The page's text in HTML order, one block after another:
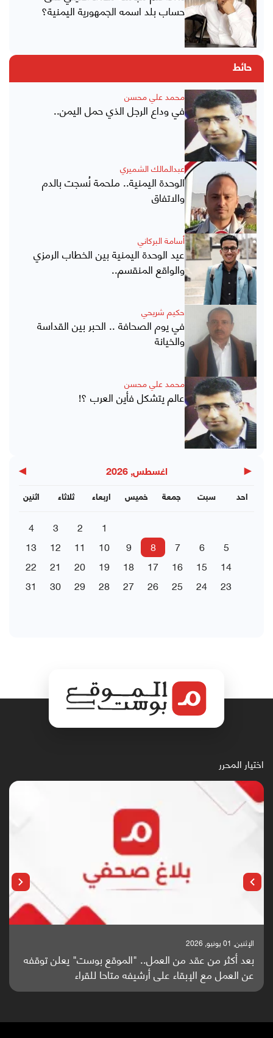
حساب بلد اسمه الجمهورية اليمنية؟
حائط
محمد علي محسن
في وداع الرجل الذي حمل اليمن..
عبدالمالك الشميري
الوحدة اليمنية.. ملحمة نُسجت بالدم
والاتفاق
أسامة البركاني
عيد الوحدة اليمنية بين الخطاب الرمزي
والواقع المنقسم..
حكيم شريحي
في يوم الصحافة .. الحبر بين القداسة
والخيانة
محمد علي محسن
عالم يتشكل فأين العرب ؟!
◀ اغسطس, 2026 ▶
اثنين ثلاثاء اربعاء خميس جمعة سبت احد
1
2
3
4
5
6
7
8
9
10
11
12
13
14
15
16
17
18
19
20
21
22
23
24
25
26
27
28
29
30
31
اختيار المحرر
الإثنين, 25 مايو, 2026
باحثون من اليمن يدخلون سباق أبحاث ألزهايمر بدراسة
واعدة منشورة عالميا (ترجمة)